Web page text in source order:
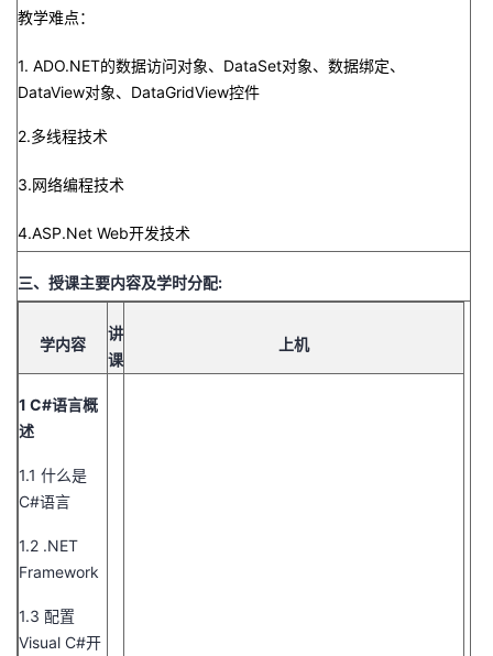
教学难点：
1. ADO.NET的数据访问对象、DataSet对象、数据绑定、
DataView对象、DataGridView控件
2.多线程技术
3.网络编程技术
4.ASP.Net Web开发技术
三、授课主要内容及学时分配:
学内容
讲
课
上机
1 C#语言概
述
1.1 什么是
C#语言
1.2 .NET
Framework
1.3 配置
Visual C#开